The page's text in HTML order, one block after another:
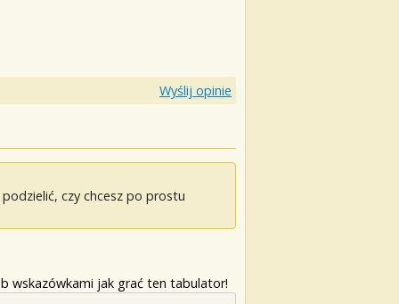
Wyślij opinie
czy chcesz po prostu
wskazówkami jak grać ten tabulator!